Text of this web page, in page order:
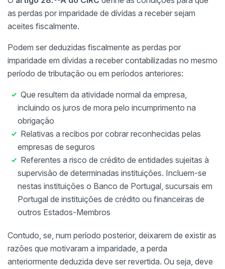
as perdas por imparidade de dívidas a receber sejam
aceites fiscalmente.
Podem ser deduzidas fiscalmente as perdas por
imparidade em dívidas a receber contabilizadas no mesmo
período de tributação ou em períodos anteriores:
Que resultem da atividade normal da empresa,
incluindo os juros de mora pelo incumprimento na
obrigação
Relativas a recibos por cobrar reconhecidas pelas
empresas de seguros
Referentes a risco de crédito de entidades sujeitas à
supervisão de determinadas instituições. Incluem-se
nestas instituições o Banco de Portugal, sucursais em
Portugal de instituições de crédito ou financeiras de
outros Estados-Membros
Contudo, se, num período posterior, deixarem de existir as
razões que motivaram a imparidade, a perda
anteriormente deduzida deve ser revertida. Ou seja, deve